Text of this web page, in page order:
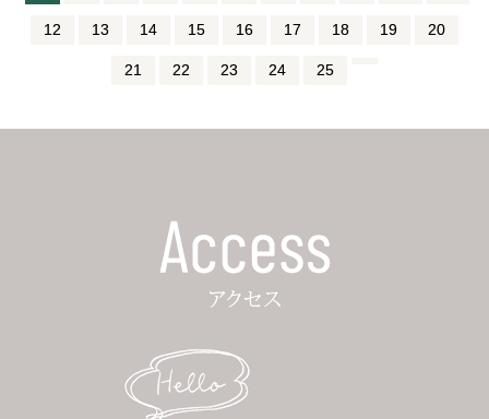
12 13 14 15 16 17 18 19 20
21 22 23 24 25